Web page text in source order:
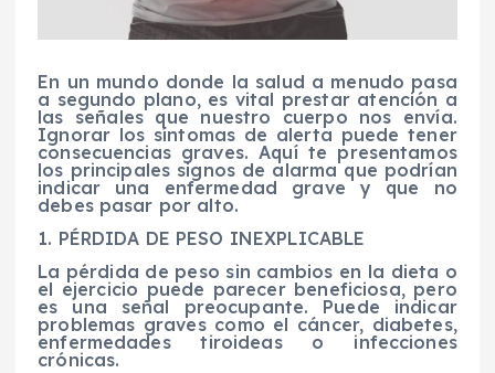
En un mundo donde la salud a menudo pasa
a segundo plano, es vital prestar atención a
las señales que nuestro cuerpo nos envía.
Ignorar los síntomas de alerta puede tener
consecuencias graves. Aquí te presentamos
los principales signos de alarma que podrían
indicar una enfermedad grave y que no
debes pasar por alto.
1. PÉRDIDA DE PESO INEXPLICABLE
La pérdida de peso sin cambios en la dieta o
el ejercicio puede parecer beneficiosa, pero
es una señal preocupante. Puede indicar
problemas graves como el cáncer, diabetes,
enfermedades tiroideas o infecciones
crónicas.